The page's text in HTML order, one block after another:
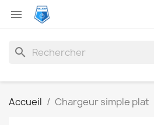

search
Accueil Chargeur simple plat